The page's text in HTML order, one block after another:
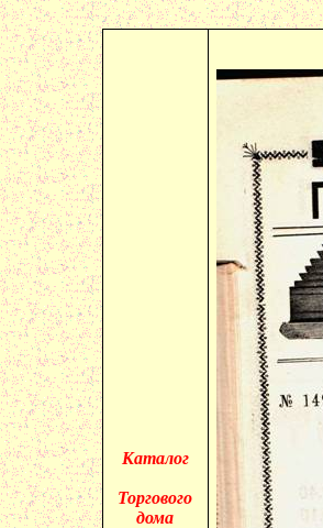
Каталог
Торгового
дома